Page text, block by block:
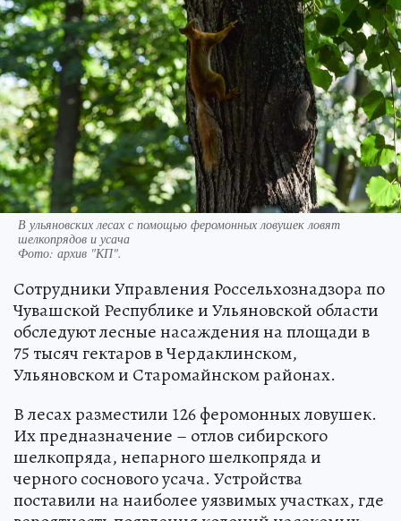
В ульяновских лесах с помощью феромонных ловушек ловят
шелкопрядов и усача
Фото: архив "КП".
Сотрудники Управления Россельхознадзора по
Чувашской Республике и Ульяновской области
обследуют лесные насаждения на площади в
75 тысяч гектаров в Чердаклинском,
Ульяновском и Старомайнском районах.
В лесах разместили 126 феромонных ловушек.
Их предназначение – отлов сибирского
шелкопряда, непарного шелкопряда и
черного соснового усача. Устройства
поставили на наиболее уязвимых участках, где